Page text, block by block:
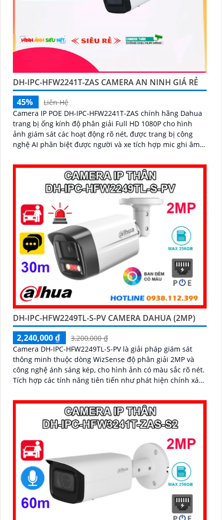
DH-IPC-HFW2241T-ZAS CAMERA AN NINH GIÁ RẺ
45%
Liên Hệ
Camera IP POE DH-IPC-HFW2241T-ZAS chính hãng Dahua
trang bị ống kính độ phân giải Full HD 1080P cho hình
ảnh giám sát các hoạt động rõ nét, được trang bị công
nghệ AI phân biệt được người và xe tích hợp mic ghi âm
DH-IPC-HFW2249TL-S-PV CAMERA DAHUA (2MP)
2,240,000 ₫
3,200,000 ₫
Camera DH-IPC-HFW2249TL-S-PV là giải pháp giám sát
thông minh thuộc dòng WizSense độ phân giải 2MP và
công nghệ ánh sáng kép, cho hình ảnh có màu sắc rõ nét.
Tích hợp các tính năng tiên tiến như phát hiện chính xác
256GB và tầm nhìn hồng ngoại 30m, camera giúp nâng
cao hiệu quả an ninh một cách toàn diện chuẩn IP67 lắp
ngoài trời